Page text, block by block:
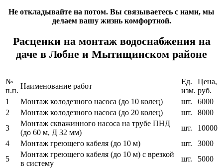
Не откладывайте на потом. Вы связываетесь с нами, мы
делаем вашу жизнь комфортной.
Расценки на монтаж водоснабжения на
даче в Лобне и Мытищинском районе
№
п.п.
Наименование работ
Ед.
изм.
Цена,
руб.
1
Монтаж колодезного насоса (до 10 колец) шт.
6000
2
Монтаж колодезного насоса (до 20 колец) шт.
8000
3
Монтаж скважинного насоса на трубе ПНД
(до 60 м, Д 32 мм)
шт.
10000
4
Монтаж греющего кабеля (до 10 м) шт.
3000
5
Монтаж греющего кабеля (до 10 м) с врезкой
в систему
шт. 5000